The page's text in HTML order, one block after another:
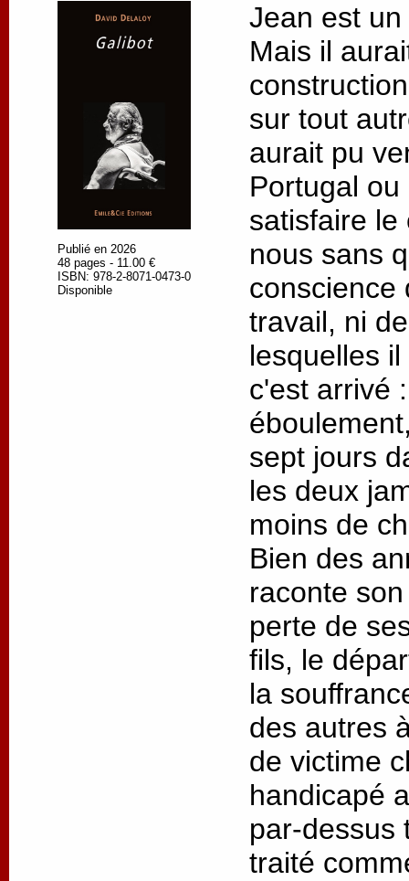
Publié en 2026
48 pages - 11.00 €
ISBN: 978-2-8071-0473-0
Disponible
Jean est
Mais il
sur tout
aurait pu
Portugal
satisfaire le
nous sans
conscience
travail, ni
lesquelles
c'est arrivé
sept jours
les deux
moins de
Bien des
raconte
perte de
fils, le
la
des autres
de victime
handicapé
par-dessus
traité